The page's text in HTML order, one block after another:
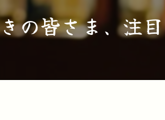
の皆さま、注